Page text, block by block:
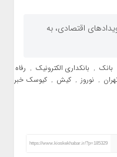
اقتصادی، به
بانک , بانکداری الکترونیک , رفاه
, نوروز , کیش , کیوسک خبر
https://www.kioskekhabar.ir/?p=185329